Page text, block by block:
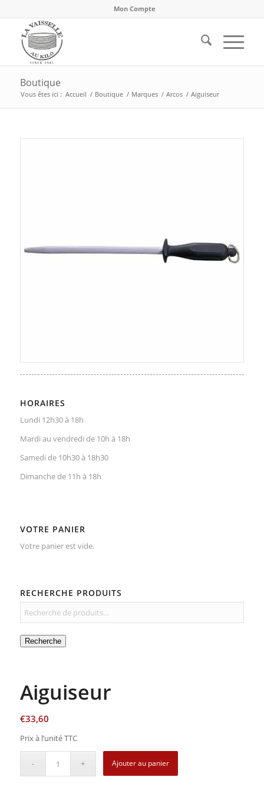
Mon Compte
Boutique
Vous êtes ici : Accueil / Boutique / Marques / Arcos / Aiguiseur
HORAIRES
Lundi 12h30 à 18h
Mardi au vendredi de 10h à 18h
Samedi de 10h30 à 18h30
Dimanche de 11h à 18h
VOTRE PANIER
Votre panier est vide.
RECHERCHE PRODUITS
Recherche
Aiguiseur
€33,60
Prix à l’unité TTC
Ajouter au panier